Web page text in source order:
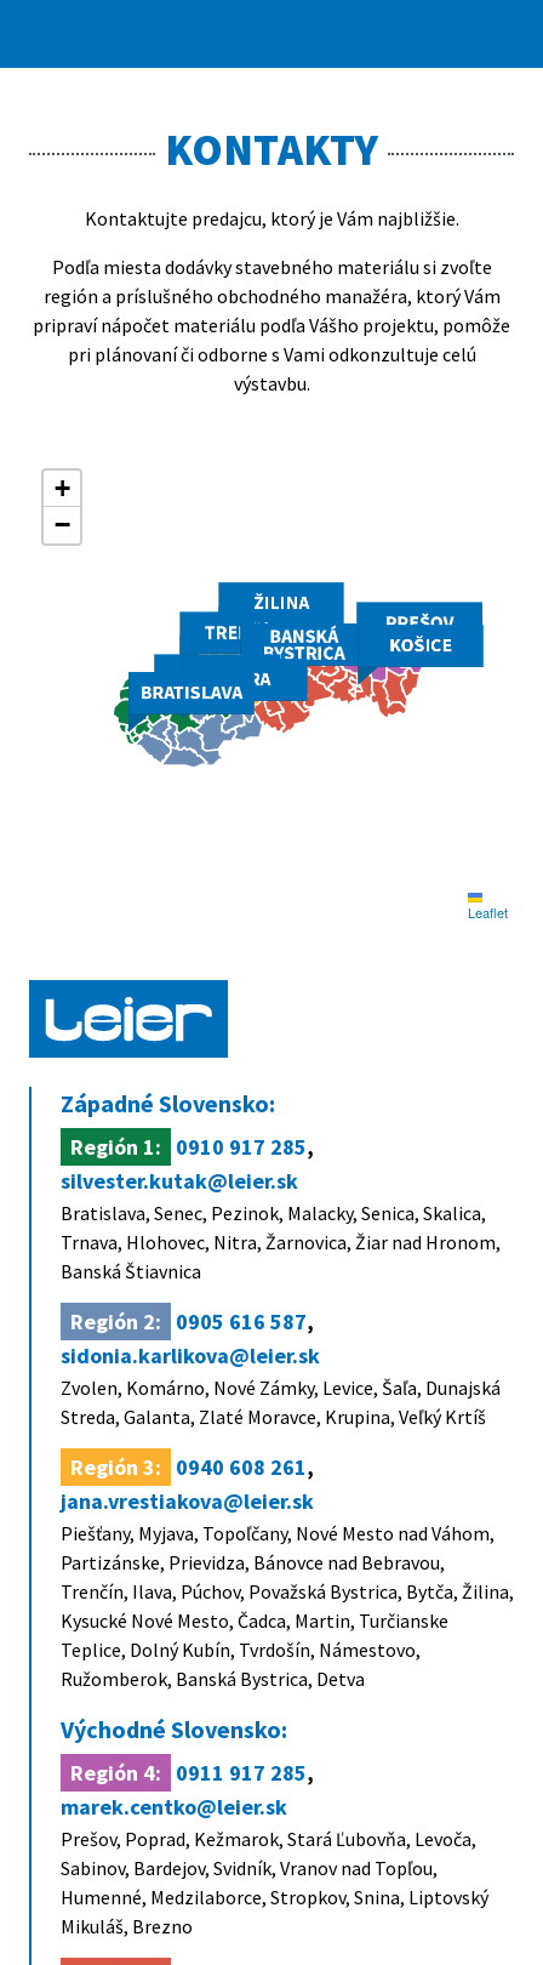
KONTAKTY
Kontaktujte predajcu, ktorý je Vám najbližšie.
Podľa miesta dodávky stavebného materiálu si zvoľte
región a príslušného obchodného manažéra, ktorý Vám
pripraví nápočet materiálu podľa Vášho projektu, pomôže
pri plánovaní či odborne s Vami odkonzultuje celú
výstavbu.
+
−
Leaflet
Západné Slovensko:
Región 1: 0910 917 285,
silvester.kutak@leier.sk
Bratislava, Senec, Pezinok, Malacky, Senica, Skalica,
Trnava, Hlohovec, Nitra, Žarnovica, Žiar nad Hronom,
Banská Štiavnica
Región 2: 0905 616 587,
sidonia.karlikova@leier.sk
Zvolen, Komárno, Nové Zámky, Levice, Šaľa, Dunajská
Streda, Galanta, Zlaté Moravce, Krupina, Veľký Krtíš
Región 3: 0940 608 261,
jana.vrestiakova@leier.sk
Piešťany, Myjava, Topoľčany, Nové Mesto nad Váhom,
Partizánske, Prievidza, Bánovce nad Bebravou,
Trenčín, Ilava, Púchov, Považská Bystrica, Bytča, Žilina,
Kysucké Nové Mesto, Čadca, Martin, Turčianske
Teplice, Dolný Kubín, Tvrdošín, Námestovo,
Ružomberok, Banská Bystrica, Detva
Východné Slovensko:
Región 4: 0911 917 285,
marek.centko@leier.sk
Prešov, Poprad, Kežmarok, Stará Ľubovňa, Levoča,
Sabinov, Bardejov, Svidník, Vranov nad Topľou,
Humenné, Medzilaborce, Stropkov, Snina, Liptovský
Mikuláš, Brezno